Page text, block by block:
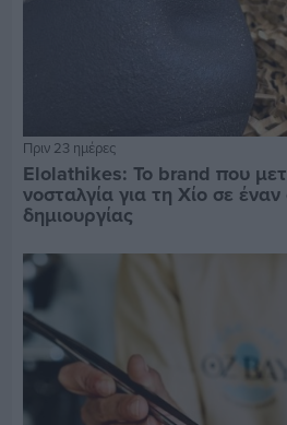
Πριν 23 ημέρες
Elolathikes: Το brand που
νοσταλγία για τη Χίο σε
δημιουργίας